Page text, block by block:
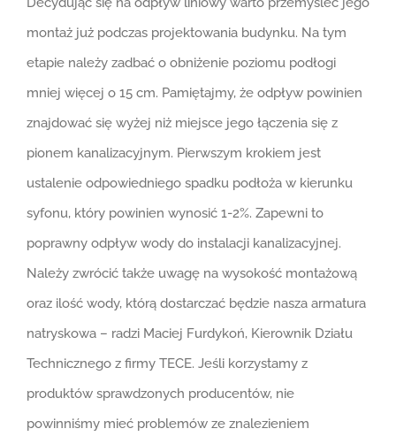
montaż już podczas projektowania budynku. Na tym
etapie należy zadbać o obniżenie poziomu podłogi
mniej więcej o 15 cm. Pamiętajmy, że odpływ powinien
znajdować się wyżej niż miejsce jego łączenia się z
pionem kanalizacyjnym. Pierwszym krokiem jest
ustalenie odpowiedniego spadku podłoża w kierunku
syfonu, który powinien wynosić 1-2%. Zapewni to
poprawny odpływ wody do instalacji kanalizacyjnej.
Należy zwrócić także uwagę na wysokość montażową
oraz ilość wody, którą dostarczać będzie nasza armatura
natryskowa – radzi Maciej Furdykoń, Kierownik Działu
Technicznego z firmy TECE. Jeśli korzystamy z
produktów sprawdzonych producentów, nie
powinniśmy mieć problemów ze znalezieniem